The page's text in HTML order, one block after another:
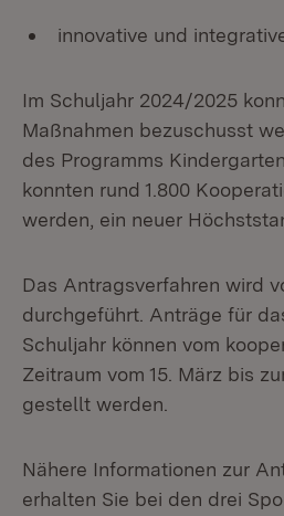
innovative und
Im Schuljahr 2024/2025
Maßnahmen bezuschusst
des Programms
konnten rund 1.800
werden, ein neuer
Das Antragsverfahren wird
durchgeführt. Anträge für
Schuljahr können vom
Zeitraum vom 15. März bis
gestellt werden.
Nähere Informationen zur
erhalten Sie bei den drei